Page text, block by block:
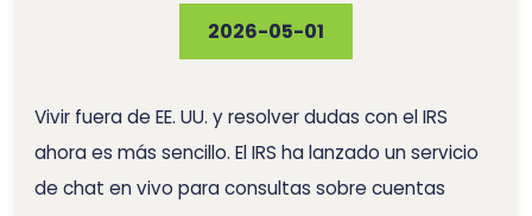
2026-05-01
Vivir fuera de EE. UU. y resolver dudas con el IRS
ahora es más sencillo. El IRS ha lanzado un servicio
de chat en vivo para consultas sobre cuentas